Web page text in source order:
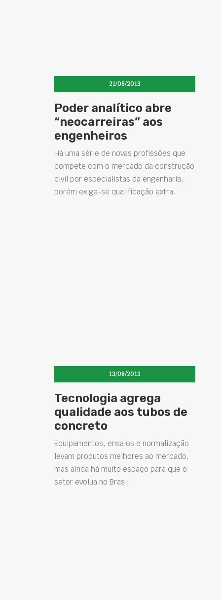
21/08/2013
Poder analítico abre
“neocarreiras” aos
engenheiros
Há uma série de novas profissões que
compete com o mercado da construção
civil por especialistas da engenharia,
porém exige-se qualificação extra.
13/08/2013
Tecnologia agrega
qualidade aos tubos de
concreto
Equipamentos, ensaios e normalização
levam produtos melhores ao mercado,
mas ainda há muito espaço para que o
setor evolua no Brasil.